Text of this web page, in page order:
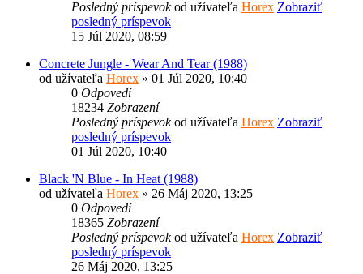
Posledný príspevokod užívateľa Horex Zobraziť
posledný príspevok
15 Júl 2020, 08:59
Concrete Jungle - Wear And Tear (1988)
od užívateľa Horex » 01 Júl 2020, 10:40
0 Odpovedí
18234 Zobrazení
Posledný príspevokod užívateľa Horex Zobraziť
posledný príspevok
01 Júl 2020, 10:40
Black 'N Blue - In Heat (1988)
od užívateľa Horex » 26 Máj 2020, 13:25
0 Odpovedí
18365 Zobrazení
Posledný príspevokod užívateľa Horex Zobraziť
posledný príspevok
26 Máj 2020, 13:25